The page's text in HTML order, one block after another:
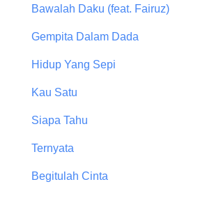
Bawalah Daku (feat. Fairuz)
Gempita Dalam Dada
Hidup Yang Sepi
Kau Satu
Siapa Tahu
Ternyata
Begitulah Cinta